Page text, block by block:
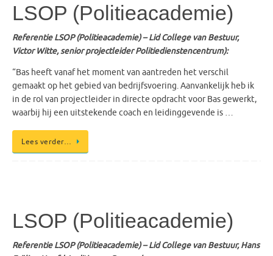
LSOP (Politieacademie)
Referentie LSOP (Politieacademie) – Lid College van Bestuur,
Victor Witte, senior projectleider Politiedienstencentrum):
“Bas heeft vanaf het moment van aantreden het verschil
gemaakt op het gebied van bedrijfsvoering. Aanvankelijk heb ik
in de rol van projectleider in directe opdracht voor Bas gewerkt,
waarbij hij een uitstekende coach en leidinggevende is …
Lees verder…
LSOP (Politieacademie)
Referentie LSOP (Politieacademie) – Lid College van Bestuur, Hans